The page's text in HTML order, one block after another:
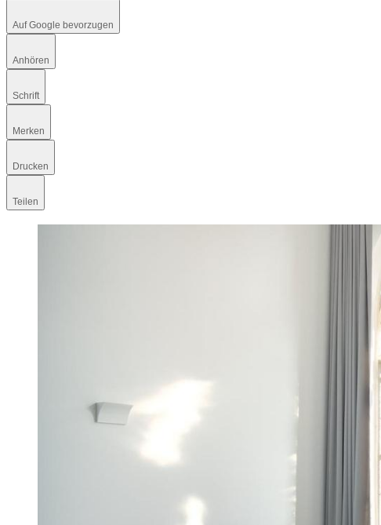
Auf Google bevorzugen
Anhören
Schrift
Merken
Drucken
Teilen